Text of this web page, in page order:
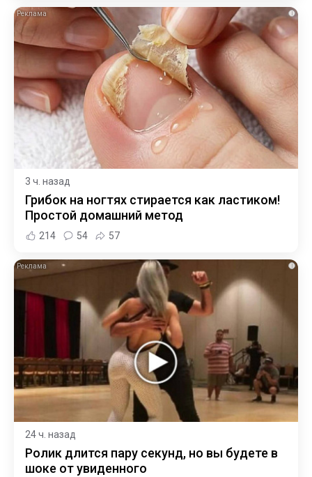
i
3 ч. назад
Грибок на ногтях стирается как ластиком!
Простой домашний метод
214 54 57
i
24 ч. назад
Ролик длится пару секунд, но вы будете в
шоке от увиденного